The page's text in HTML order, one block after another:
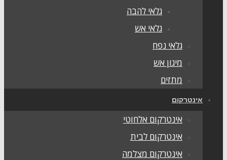
גלאי להבה
גלאי אש
גלאי נפח
מיגון אש
מתזים
אינטרקום
אינטרקום אלחוטי
אינטרקום לבית
אינטרקום מצלמה